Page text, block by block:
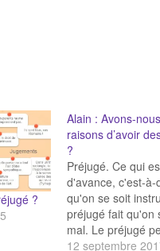
?
Alain : Avons-
raisons d’avoir
?
Préjugé. Ce qui
d'avance, c'est-à-
qu'on se soit
préjugé fait qu'on
mal. Le préjugé
des passions ; la
12 septembre